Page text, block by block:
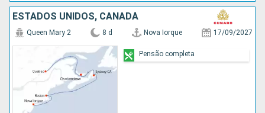
ESTADOS UNIDOS, CANADÁ
Queen Mary 2 8 d Nova Iorque 17/09/2027
Pensão completa